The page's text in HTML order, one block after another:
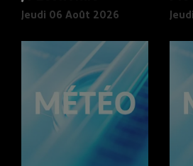
Jeudi 06 Août 2026